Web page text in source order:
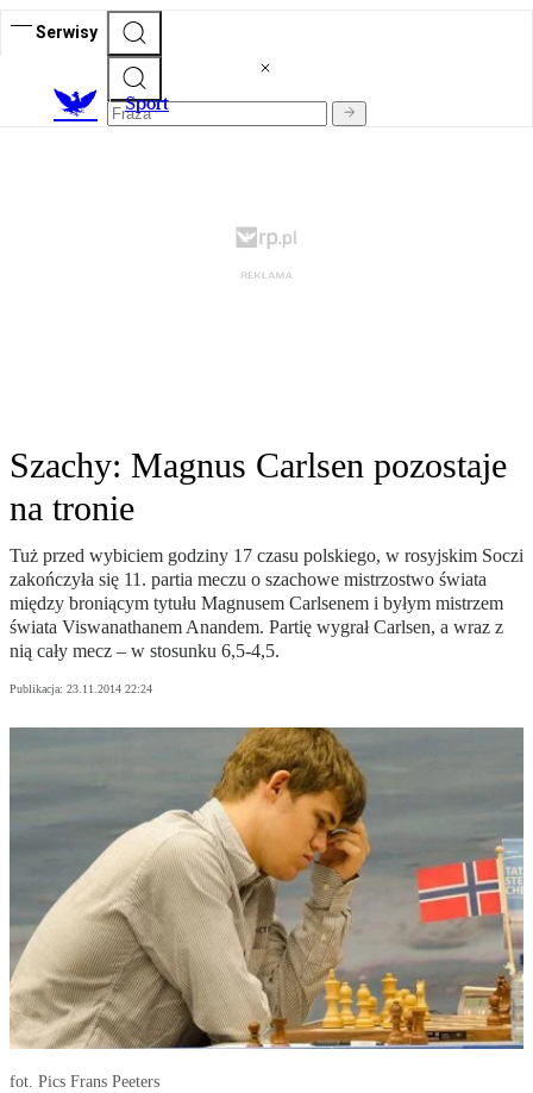
Serwisy
Sport
Szachy: Magnus Carlsen pozostaje
na tronie
Tuż przed wybiciem godziny 17 czasu polskiego, w rosyjskim Soczi
zakończyła się 11. partia meczu o szachowe mistrzostwo świata
między broniącym tytułu Magnusem Carlsenem i byłym mistrzem
świata Viswanathanem Anandem. Partię wygrał Carlsen, a wraz z
nią cały mecz – w stosunku 6,5-4,5.
Publikacja: 23.11.2014 22:24
fot. Pics Frans Peeters